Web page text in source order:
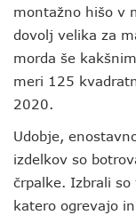
montažno hišo v
dovolj velika za
morda še
meri 125
2020.
Udobje,
izdelkov so
črpalke. Izbrali so
katero ogrevajo